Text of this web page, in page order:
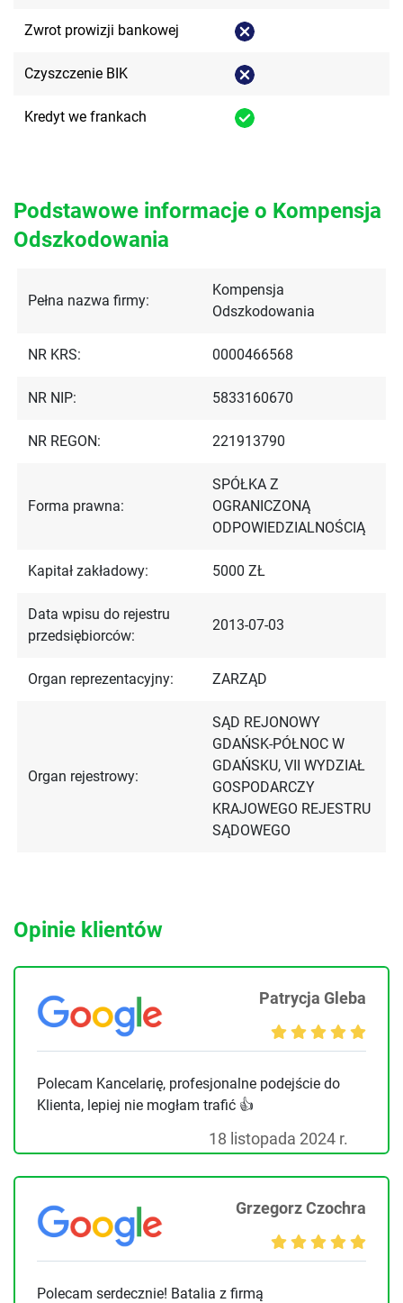
Zwrot prowizji bankowej
Czyszczenie BIK
Kredyt we frankach
Podstawowe informacje o Kompensja
Odszkodowania
Pełna nazwa firmy:
Kompensja
Odszkodowania
NR KRS: 0000466568
NR NIP: 5833160670
NR REGON: 221913790
Forma prawna:
SPÓŁKA Z
OGRANICZONĄ
ODPOWIEDZIALNOŚCIĄ
Kapitał zakładowy: 5000 ZŁ
Data wpisu do rejestru
przedsiębiorców:
2013-07-03
Organ reprezentacyjny: ZARZĄD
Organ rejestrowy:
SĄD REJONOWY
GDAŃSK-PÓŁNOC W
GDAŃSKU, VII WYDZIAŁ
GOSPODARCZY
KRAJOWEGO REJESTRU
SĄDOWEGO
Opinie klientów
Patrycja Gleba
Polecam Kancelarię, profesjonalne podejście do
Klienta, lepiej nie mogłam trafić 👍
18 listopada 2024 r.
Grzegorz Czochra
Polecam serdecznie! Batalia z firmą